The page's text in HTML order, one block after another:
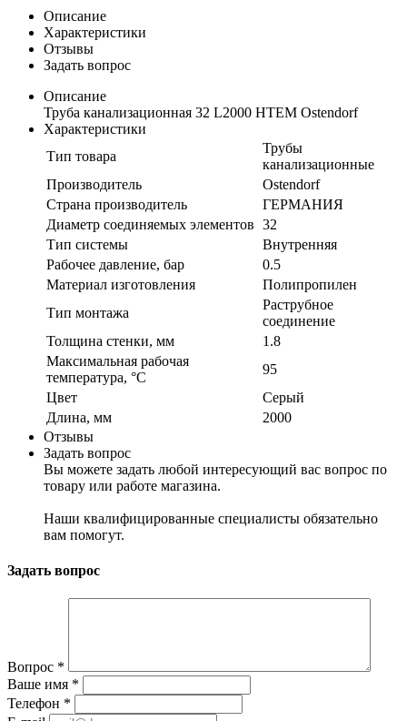
Описание
Характеристики
Отзывы
Задать вопрос
Описание
Труба канализационная 32 L2000 HTEM Ostendorf
Характеристики
Тип товара
Трубы
канализационные
Производитель
Ostendorf
Страна производитель
ГЕРМАНИЯ
Диаметр соединяемых элементов 32
Тип системы
Внутренняя
Рабочее давление, бар
0.5
Материал изготовления
Полипропилен
Тип монтажа
Раструбное
соединение
Толщина стенки, мм
1.8
Максимальная рабочая
температура, °С
95
Цвет
Серый
Длина, мм
2000
Отзывы
Задать вопрос
Вы можете задать любой интересующий вас вопрос по
товару или работе магазина.
Наши квалифицированные специалисты обязательно
вам помогут.
Задать вопрос
Вопрос *
Ваше имя *
Телефон *